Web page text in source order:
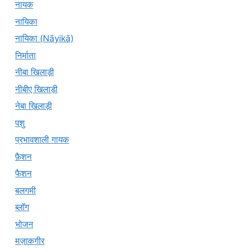
नायक
नायिका
नायिका (Nāyikā)
निर्माता
नीबा खिलाड़ी
नीबीए खिलाड़ी
नेबा खिलाड़ी
पशु
प्रभावशाली गायक
फ़ैशन
फैशन
बलगमी
ब्लॉग
भोजन
मज़ाकगीर